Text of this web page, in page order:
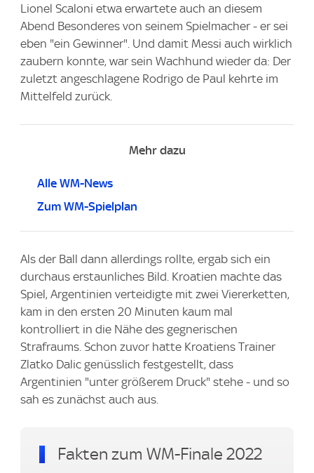
Lionel Scaloni etwa erwartete auch an diesem
Abend Besonderes von seinem Spielmacher - er sei
eben "ein Gewinner". Und damit Messi auch wirklich
zaubern konnte, war sein Wachhund wieder da: Der
zuletzt angeschlagene Rodrigo de Paul kehrte im
Mittelfeld zurück.
Mehr dazu
Alle WM-News
Zum WM-Spielplan
Als der Ball dann allerdings rollte, ergab sich ein
durchaus erstaunliches Bild. Kroatien machte das
Spiel, Argentinien verteidigte mit zwei Viererketten,
kam in den ersten 20 Minuten kaum mal
kontrolliert in die Nähe des gegnerischen
Strafraums. Schon zuvor hatte Kroatiens Trainer
Zlatko Dalic genüsslich festgestellt, dass
Argentinien "unter größerem Druck" stehe - und so
sah es zunächst auch aus.
Fakten zum WM-Finale 2022